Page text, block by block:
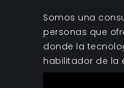
Somos una
personas que
donde la
habilitador de la